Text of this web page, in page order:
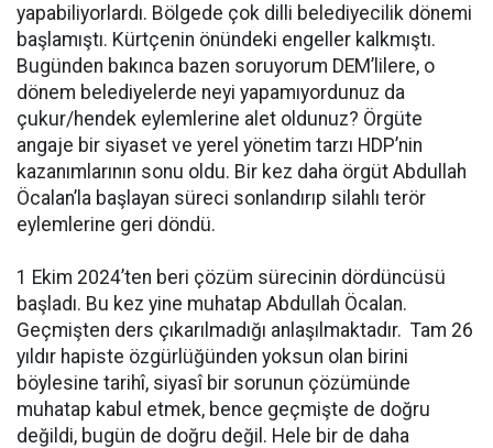
yapabiliyorlardı. Bölgede çok dilli belediyecilik dönemi
başlamıştı. Kürtçenin önündeki engeller kalkmıştı.
Bugünden bakınca bazen soruyorum DEM’lilere, o
dönem belediyelerde neyi yapamıyordunuz da
çukur/hendek eylemlerine alet oldunuz? Örgüte
angaje bir siyaset ve yerel yönetim tarzı HDP’nin
kazanımlarının sonu oldu. Bir kez daha örgüt Abdullah
Öcalan’la başlayan süreci sonlandırıp silahlı terör
eylemlerine geri döndü.
1 Ekim 2024’ten beri çözüm sürecinin dördüncüsü
başladı. Bu kez yine muhatap Abdullah Öcalan.
Geçmişten ders çıkarılmadığı anlaşılmaktadır. Tam 26
yıldır hapiste özgürlüğünden yoksun olan birini
böylesine tarihî, siyasî bir sorunun çözümünde
muhatap kabul etmek, bence geçmişte de doğru
değildi, bugün de doğru değil. Hele bir de daha